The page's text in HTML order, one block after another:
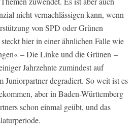
nicht vernachlässigen kann, wenn
von SPD oder Grünen
hier in einer ähnlichen Falle wie
– Die Linke und die Grünen –
Jahrzehnte zumindest auf
Juniorpartner degradiert. So weit ist es
aber in Baden-Württemberg
schon einmal geübt, und das